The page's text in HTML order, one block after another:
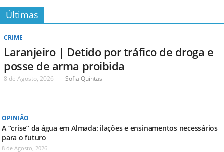
Últimas
CRIME
Laranjeiro | Detido por tráfico de droga e
posse de arma proibida
8 de Agosto, 2026 Sofia Quintas
OPINIÃO
A “crise” da água em Almada: ilações e ensinamentos necessários
para o futuro
8 de Agosto, 2026